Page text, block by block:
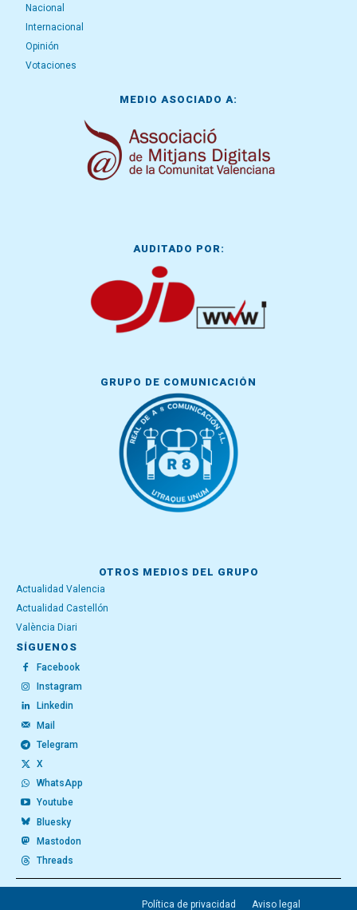
Nacional
Internacional
Opinión
Votaciones
MEDIO ASOCIADO A:
AUDITADO POR:
GRUPO DE COMUNICACIÓN
OTROS MEDIOS DEL GRUPO
Actualidad Valencia
Actualidad Castellón
València Diari
SÍGUENOS
Facebook
Instagram
Linkedin
Mail
Telegram
X
WhatsApp
Youtube
Bluesky
Mastodon
Threads
Política de privacidad Aviso legal